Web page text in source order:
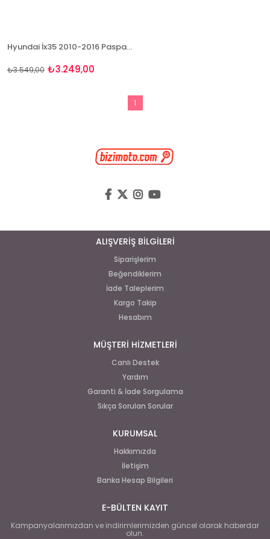
Hyundai İx35 2010-2016 Paspas Ve Bagaj Havuzu Seti
₺3.249,00
₺3.549,00
1
ALIŞVERİŞ BİLGİLERİ
Siparişlerim
Beğendiklerim
İade Taleplerim
Kargo Takip
Hesabım
MÜŞTERİ HİZMETLERİ
Canlı Destek
Yardım
Garanti & İade Sorgulama
Sıkça Sorulan Sorular
KURUMSAL
Hakkımızda
İletişim
Banka Hesap Bilgileri
E-BÜLTEN KAYIT
Kampanyalarımızdan ve indirimlerimizden güncel olarak haberdar
olun.